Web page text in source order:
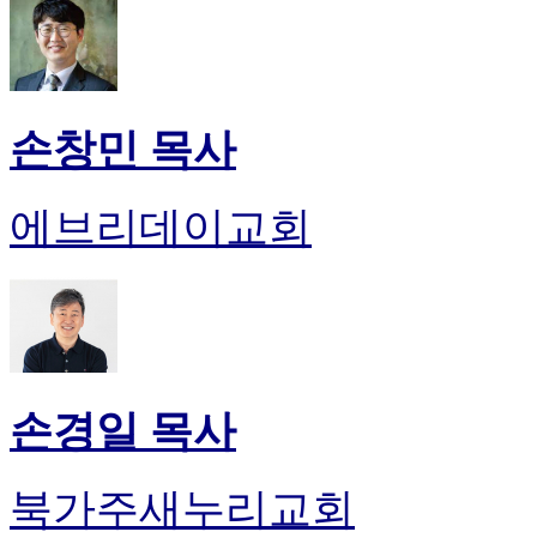
손창민 목사
에브리데이교회
손경일 목사
북가주새누리교회